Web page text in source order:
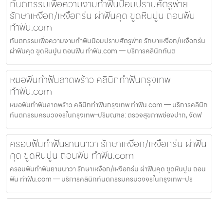
ทันตกรรมเพื่อความงามทำฟันป้อมปราบศัตรูพ่าย
รักษาเหงือก/เหงือกร่น ผ่าฟันคุด ขูดหินปูน ถอนฟัน
ทำฟัน.com
ทันตกรรมเพื่อความงามทำฟันป้อมปราบศัตรูพ่าย รักษาเหงือก/เหงือกร่น
ผ่าฟันคุด ขูดหินปูน ถอนฟัน ทำฟัน.com — บริการคลินิกทันต
หมอฟันทำฟันลาดพร้าว คลินิกทำฟันกรุงเทพ
ทำฟัน.com
หมอฟันทำฟันลาดพร้าว คลินิกทำฟันกรุงเทพ ทำฟัน.com — บริการคลินิก
ทันตกรรมครบวงจรในกรุงเทพ–ปริมณฑล: ตรวจสุขภาพช่องปาก, จัดฟ
ครอบฟันทำฟันยานนาวา รักษาเหงือก/เหงือกร่น ผ่าฟัน
คุด ขูดหินปูน ถอนฟัน ทำฟัน.com
ครอบฟันทำฟันยานนาวา รักษาเหงือก/เหงือกร่น ผ่าฟันคุด ขูดหินปูน ถอน
ฟัน ทำฟัน.com — บริการคลินิกทันตกรรมครบวงจรในกรุงเทพ–ปร